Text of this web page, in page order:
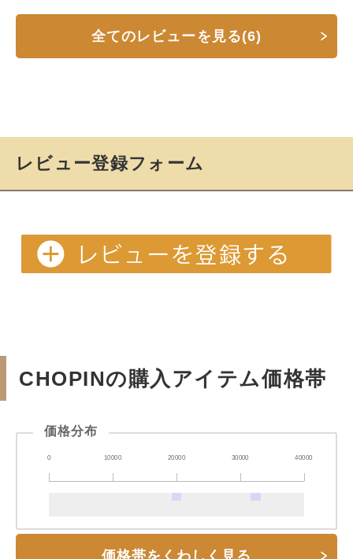
全てのレビューを見る(6)
レビュー登録フォーム
CHOPINの購入アイテム価格帯
価格分布
0 10000 20000 30000 40000
価格帯をくわしく見る